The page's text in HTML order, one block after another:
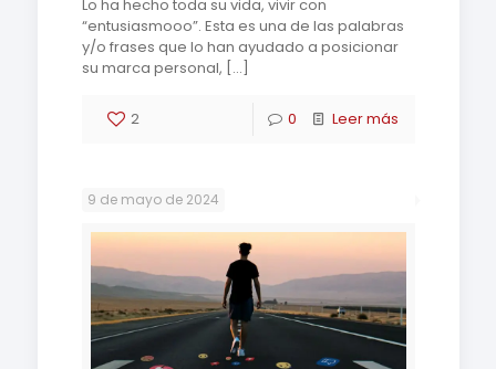
Lo ha hecho toda su vida, vivir con
“entusiasmooo”. Esta es una de las palabras
y/o frases que lo han ayudado a posicionar
su marca personal, […]
2 0 Leer más
9 de mayo de 2024